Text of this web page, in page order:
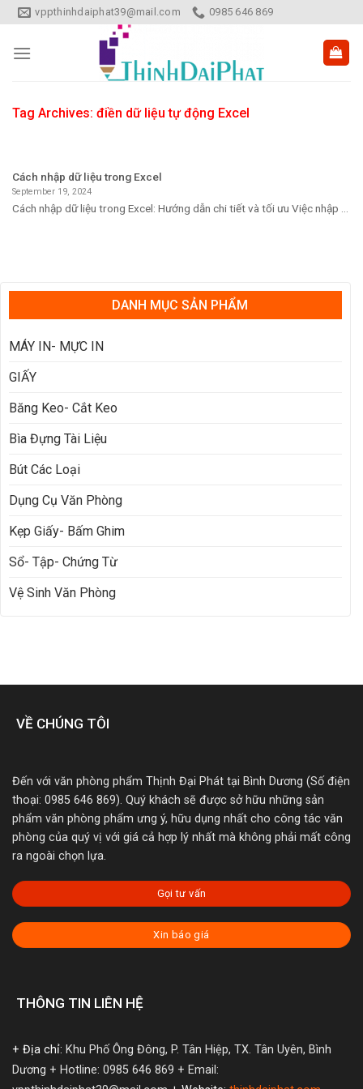
Skip
to
content
vppthinhdaiphat39@mail.com 0985 646 869
Tag Archives: điền dữ liệu tự động Excel
DANH MỤC SẢN PHẨM
MÁY IN- MỰC IN
GIẤY
Băng Keo- Cắt Keo
Bìa Đựng Tài Liệu
Bút Các Loại
Dụng Cụ Văn Phòng
Kẹp Giấy- Bấm Ghim
Sổ- Tập- Chứng Từ
Vệ Sinh Văn Phòng
Cách nhập dữ liệu trong Excel
September 19, 2024
Cách nhập dữ liệu trong Excel: Hướng dẫn chi tiết và tối ưu Việc nhập ...
VỀ CHÚNG TÔI
Đến với văn phòng phẩm Thịnh Đại Phát tại Bình Dương (Số điện
thoại: 0985 646 869). Quý khách sẽ được sở hữu những sản
phẩm văn phòng phẩm ưng ý, hữu dụng nhất cho công tác văn
phòng của quý vị với giá cả hợp lý nhất mà không phải mất công
ra ngoài chọn lựa.
Gọi tư vấn
Xin báo giá
THÔNG TIN LIÊN HỆ
+ Địa chỉ: Khu Phố Ông Đông, P. Tân Hiệp, TX. Tân Uyên, Bình
Dương + Hotline: 0985 646 869 + Email: